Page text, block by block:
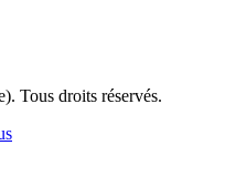
Tous droits réservés.